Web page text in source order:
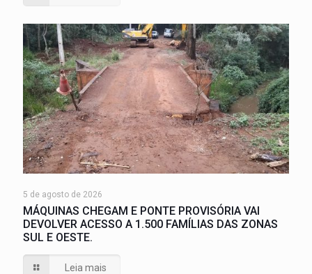
5 de agosto de 2026
MÁQUINAS CHEGAM E PONTE PROVISÓRIA VAI
DEVOLVER ACESSO A 1.500 FAMÍLIAS DAS ZONAS
SUL E OESTE.
Leia mais